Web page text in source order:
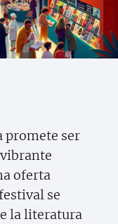
promete ser
oferta
se
la literatura